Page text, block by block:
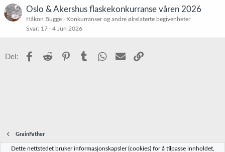
Oslo & Akershus flaskekonkurranse våren 2026
Håkon Bugge
Konkurranser og andre ølrelaterte begivenheter
Svar 17 4 Jun 2026
Del: Facebook
Reddit PinterestTumblr WhatsApp
E-post
GrainFather
Dette nettstedet bruker informasjonskapsler (cookies) for å tilpasse innholdet,